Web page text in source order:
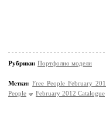
Рубрики: Портфолио модели
Метки: Free People February
People
February 2012 Catalogue